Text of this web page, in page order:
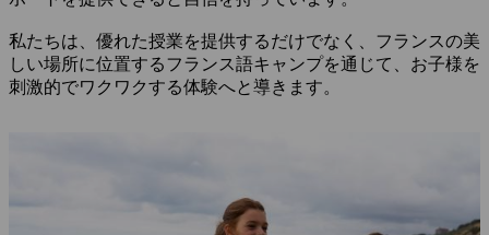
私たちは、優れた授業を提供するだけでなく、フランスの美
しい場所に位置するフランス語キャンプを通じて、お子様を
刺激的でワクワクする体験へと導きます。